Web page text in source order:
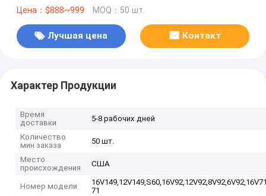
16V149, 12V149, 8V149, S60, 16V92, 12V92, 8V92,
Цена：$888~999 MOQ：50 шт.
Лучшая цена Контакт
Характер Продукции
Время
доставки
5-8 рабочих дней
Количество
мин заказа
50 шт.
Место
происхождения
США
Номер модели
71